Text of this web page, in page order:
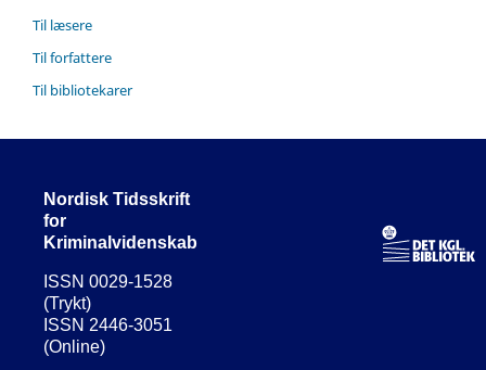
Til læsere
Til forfattere
Til bibliotekarer
Nordisk Tidsskrift
for
Kriminalvidenskab
ISSN 0029-1528
(Trykt)
ISSN 2446-3051
(Online)